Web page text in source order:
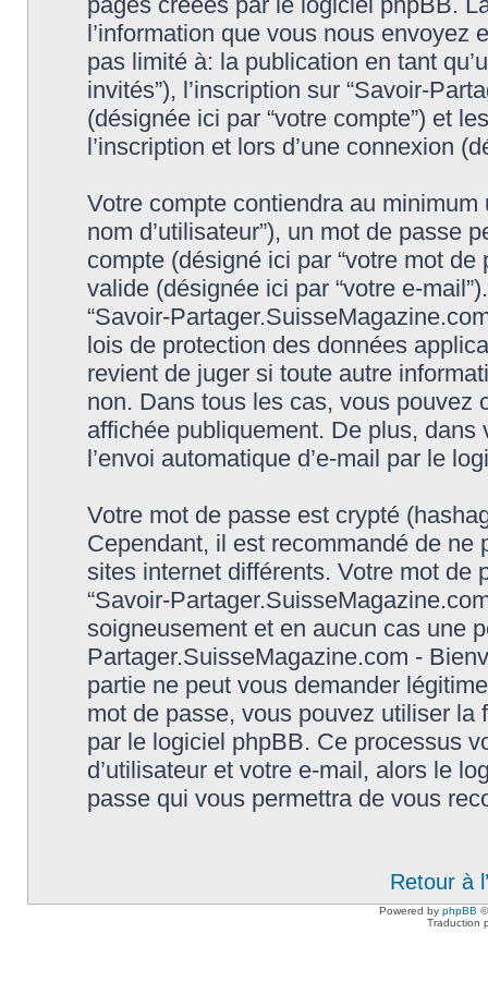
l’information que vous nous envoyez
pas limité à: la publication en tant
invités”), l’inscription sur “Savoir-
(désignée ici par “votre compte”) et
l’inscription et lors d’une connexion
Votre compte contiendra au
nom d’utilisateur”), un mot de passe
compte (désigné ici par “votre mot
valide (désignée ici par “votre e-
“Savoir-
lois de protection des données
revient de juger si toute autre
non. Dans tous les cas, vous pouvez
affichée publiquement. De plus,
l’envoi automatique d’e-mail par le
Votre mot de passe est crypté
Cependant, il est recommandé de
sites internet différents. Votre mot de
“Savoir-
soigneusement et en aucun cas une
Partager.SuisseMagazine.com -
partie ne peut vous demander
mot de passe, vous pouvez utiliser la
par le logiciel phpBB. Ce processus
d’utilisateur et votre e-mail, alors le
passe qui vous permettra de vous
Retour à
Powered by phpBB
Traduction